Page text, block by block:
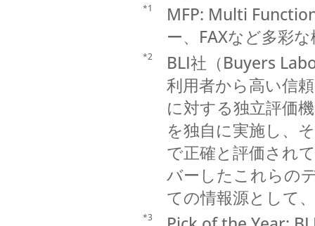
*1
MFP: Multi
ー、FAXなど多彩
*2
BLI社（Buyers
利用者から高い信
に対する独立評価
を独自に実施し、
で正確と評価され
バーしたこれらの
ての情報源として
*3